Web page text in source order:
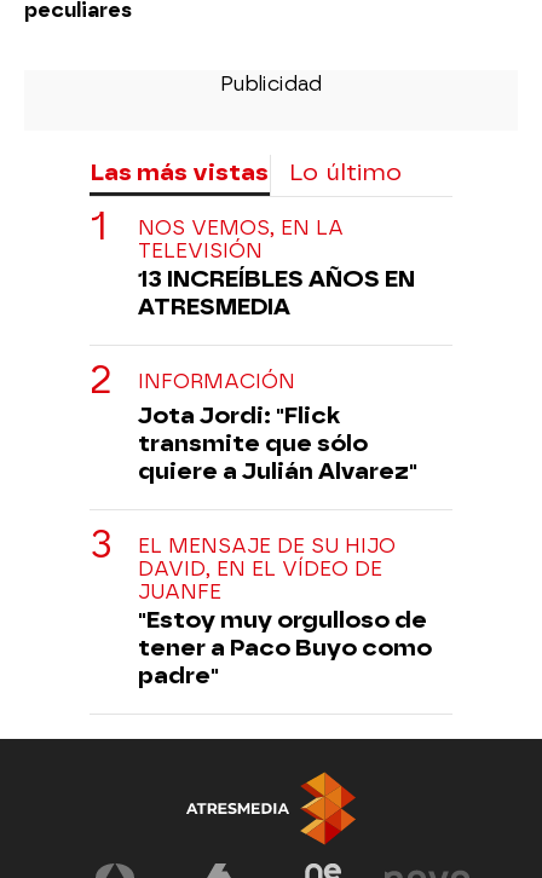
peculiares
Las más vistas Lo último
NOS VEMOS, EN LA
TELEVISIÓN
13 INCREÍBLES AÑOS EN
ATRESMEDIA
INFORMACIÓN
Jota Jordi: "Flick
transmite que sólo
quiere a Julián Alvarez"
EL MENSAJE DE SU HIJO
DAVID, EN EL VÍDEO DE
JUANFE
"Estoy muy orgulloso de
tener a Paco Buyo como
padre"